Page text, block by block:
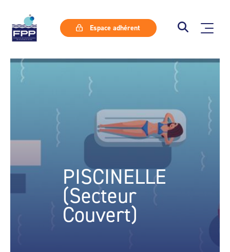
Espace adhérent
PISCINELLE
(Secteur
Couvert)